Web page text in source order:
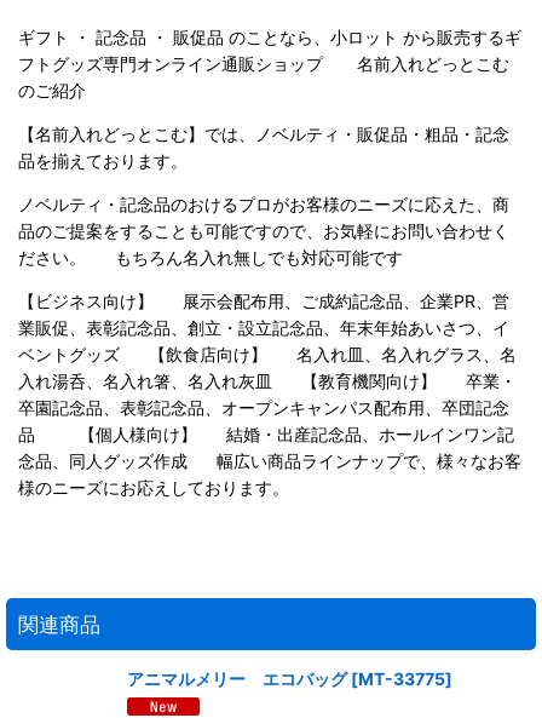
ギフト ・ 記念品 ・ 販促品 のことなら、小ロット から販売するギ
フトグッズ専門オンライン通販ショップ 名前入れどっとこむ
のご紹介
【名前入れどっとこむ】では、ノベルティ・販促品・粗品・記念
品を揃えております。
ノベルティ・記念品のおけるプロがお客様のニーズに応えた、商
品のご提案をすることも可能ですので、お気軽にお問い合わせく
ださい。 もちろん名入れ無しでも対応可能です
【ビジネス向け】 展示会配布用、ご成約記念品、企業PR、営
業販促、表彰記念品、創立・設立記念品、年末年始あいさつ、イ
ベントグッズ 【飲食店向け】 名入れ皿、名入れグラス、名
入れ湯呑、名入れ箸、名入れ灰皿 【教育機関向け】 卒業・
卒園記念品、表彰記念品、オープンキャンパス配布用、卒団記念
品 【個人様向け】 結婚・出産記念品、ホールインワン記
念品、同人グッズ作成 幅広い商品ラインナップで、様々なお客
様のニーズにお応えしております。
関連商品
アニマルメリー エコバッグ [MT-33775]